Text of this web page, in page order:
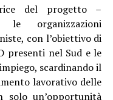
del progetto –
le organizzazioni
con l’obiettivo di
presenti nel Sud e le
scardinando il
lavorativo delle
solo un’opportunità